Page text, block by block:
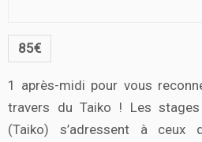
85€
1 après-midi pour vous
travers du Taiko ! Les
(Taiko) s’adressent à ceux